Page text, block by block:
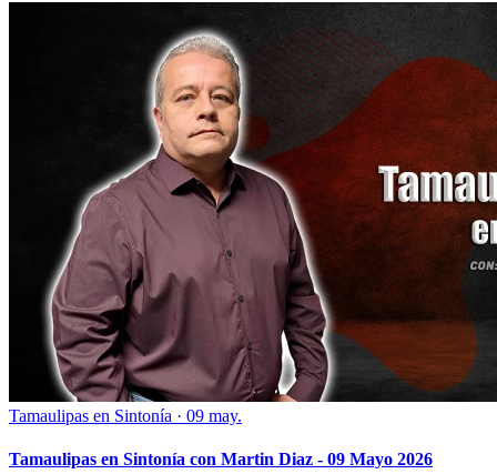
Tamaulipas en Sintonía · 09 may.
Tamaulipas en Sintonía con Martin Diaz - 09 Mayo 2026